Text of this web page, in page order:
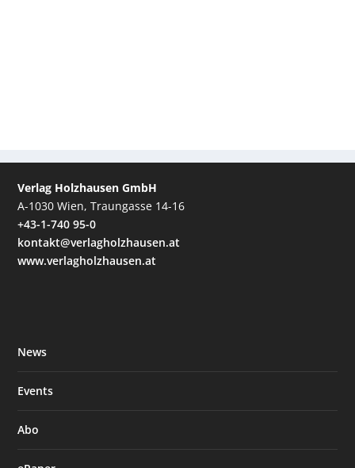
Verlag Holzhausen GmbH
A-1030 Wien, Traungasse 14-16
+43-1-740 95-0
kontakt@verlagholzhausen.at
www.verlagholzhausen.at
News
Events
Abo